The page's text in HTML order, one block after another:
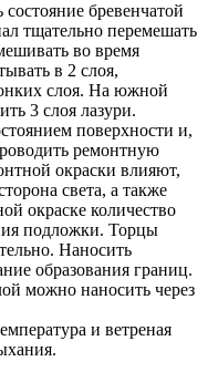
бревенчатой
тщательно перемешать
во время
в 2 слоя,
слоя. На южной
3 слоя лазури.
поверхности и,
ремонтную
окраски влияют,
света, а также
окраске количество
подложки. Торцы
Наносить
образования границ.
можно наносить через
и ветреная